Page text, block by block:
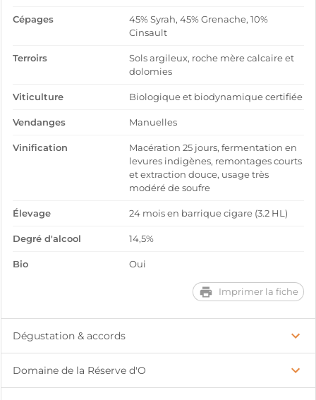
Cépages
45% Syrah, 45% Grenache, 10%
Cinsault
Terroirs
Sols argileux, roche mère calcaire et
dolomies
Viticulture Biologique et biodynamique certifiée
Vendanges Manuelles
Vinification
Macération 25 jours, fermentation en
levures indigènes, remontages courts
et extraction douce, usage très
modéré de soufre
Élevage 24 mois en barrique cigare (3.2 HL)
Degré d'alcool 14,5%
Bio Oui
Imprimer la fiche
Dégustation & accords
Domaine de la Réserve d'O